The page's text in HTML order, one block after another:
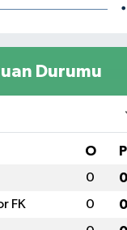
Durumu
O P
0 0
FK 0 0